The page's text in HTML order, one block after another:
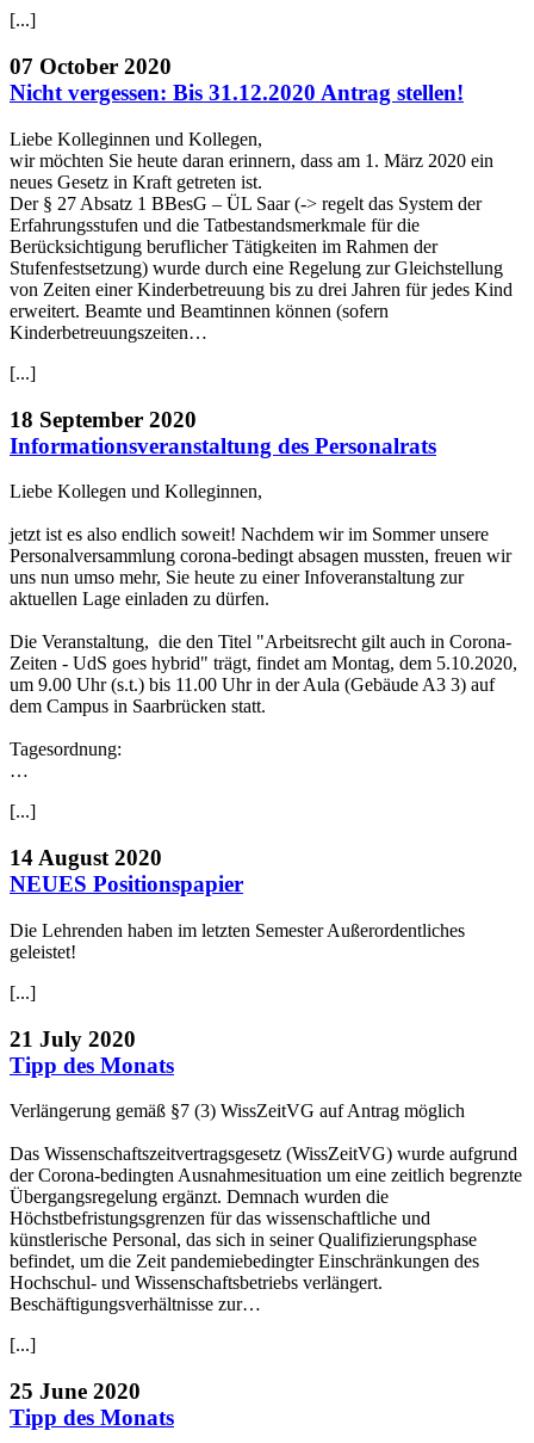
[...]
07 October 2020
Nicht vergessen: Bis 31.12.2020 Antrag stellen!
Liebe Kolleginnen und Kollegen,
wir möchten Sie heute daran erinnern, dass am 1. März 2020 ein
neues Gesetz in Kraft getreten ist.
Der § 27 Absatz 1 BBesG – ÜL Saar (-> regelt das System der
Erfahrungsstufen und die Tatbestandsmerkmale für die
Berücksichtigung beruflicher Tätigkeiten im Rahmen der
Stufenfestsetzung) wurde durch eine Regelung zur Gleichstellung
von Zeiten einer Kinderbetreuung bis zu drei Jahren für jedes Kind
erweitert. Beamte und Beamtinnen können (sofern
Kinderbetreuungszeiten…
[...]
18 September 2020
Informationsveranstaltung des Personalrats
Liebe Kollegen und Kolleginnen,
jetzt ist es also endlich soweit! Nachdem wir im Sommer unsere
Personalversammlung corona-bedingt absagen mussten, freuen wir
uns nun umso mehr, Sie heute zu einer Infoveranstaltung zur
aktuellen Lage einladen zu dürfen.
Die Veranstaltung, die den Titel "Arbeitsrecht gilt auch in Corona-
Zeiten - UdS goes hybrid" trägt, findet am Montag, dem 5.10.2020,
um 9.00 Uhr (s.t.) bis 11.00 Uhr in der Aula (Gebäude A3 3) auf
dem Campus in Saarbrücken statt.
Tagesordnung:
…
[...]
14 August 2020
NEUES Positionspapier
Die Lehrenden haben im letzten Semester Außerordentliches
geleistet!
[...]
21 July 2020
Tipp des Monats
Verlängerung gemäß §7 (3) WissZeitVG auf Antrag möglich
Das Wissenschaftszeitvertragsgesetz (WissZeitVG) wurde aufgrund
der Corona-bedingten Ausnahmesituation um eine zeitlich begrenzte
Übergangsregelung ergänzt. Demnach wurden die
Höchstbefristungsgrenzen für das wissenschaftliche und
künstlerische Personal, das sich in seiner Qualifizierungsphase
befindet, um die Zeit pandemiebedingter Einschränkungen des
Hochschul- und Wissenschaftsbetriebs verlängert.
Beschäftigungsverhältnisse zur…
[...]
25 June 2020
Tipp des Monats